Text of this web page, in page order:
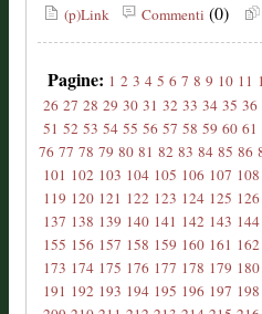
(p)Link Commenti (0)
Pagine: 1 2 3 4 5 6 7 8 9 10 11
26 27 28 29 30 31 32 33 34 35 36
51 52 53 54 55 56 57 58 59 60 61
76 77 78 79 80 81 82 83 84 85 86
101 102 103 104 105 106 107 108
119 120 121 122 123 124 125 126
137 138 139 140 141 142 143 144
155 156 157 158 159 160 161 162
173 174 175 176 177 178 179 180
191 192 193 194 195 196 197 198